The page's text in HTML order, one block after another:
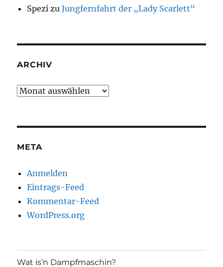
Spezi zuJungfernfahrt der „Lady Scarlett“
ARCHIV
Archiv
META
Anmelden
Eintrags-Feed
Kommentar-Feed
WordPress.org
Wat is’n Dampfmaschin?